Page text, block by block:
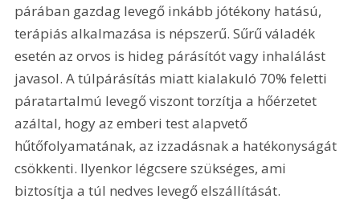
párában gazdag levegő inkább jótékony hatású,
terápiás alkalmazása is népszerű. Sűrű váladék
esetén az orvos is hideg párásítót vagy inhalálást
javasol. A túlpárásítás miatt kialakuló 70% feletti
páratartalmú levegő viszont torzítja a hőérzetet
azáltal, hogy az emberi test alapvető
hűtőfolyamatának, az izzadásnak a hatékonyságát
csökkenti. Ilyenkor légcsere szükséges, ami
biztosítja a túl nedves levegő elszállítását.